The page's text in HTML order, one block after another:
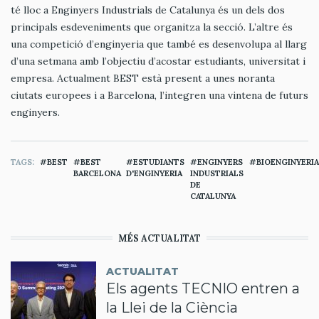
té lloc a Enginyers Industrials de Catalunya és un dels dos
principals esdeveniments que organitza la secció. L’altre és
una competició d’enginyeria que també es desenvolupa al llarg
d’una setmana amb l’objectiu d’acostar estudiants, universitat i
empresa. Actualment BEST està present a unes noranta
ciutats europees i a Barcelona, l’integren una vintena de futurs
enginyers.
TAGS BEST
BEST
BARCELONA
ESTUDIANTS
D'ENGINYERIA
ENGINYERS
INDUSTRIALS
DE
CATALUNYA
BIOENGINYERIA
MÉS ACTUALITAT
ACTUALITAT
Els agents TECNIO entren a
la Llei de la Ciència